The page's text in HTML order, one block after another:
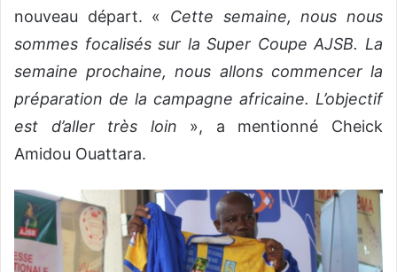
nouveau départ. « Cette semaine, nous nous
sommes focalisés sur la Super Coupe AJSB. La
semaine prochaine, nous allons commencer la
préparation de la campagne africaine. L’objectif
est d’aller très loin », a mentionné Cheick
Amidou Ouattara.